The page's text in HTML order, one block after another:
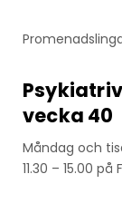
vecka 40
Måndag och
11.30 – 15.00 på